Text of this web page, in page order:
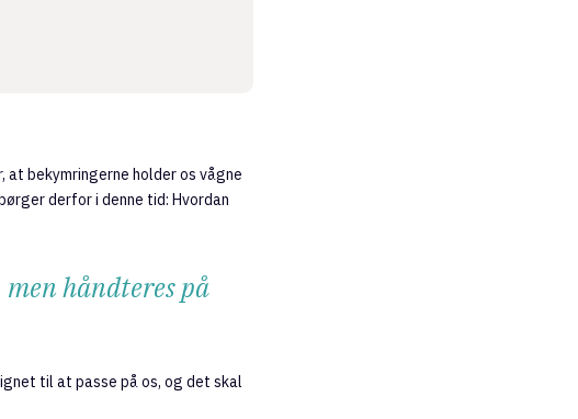
bekymringerne holder os vågne
derfor i denne tid: Hvordan
håndteres på
til at passe på os, og det skal